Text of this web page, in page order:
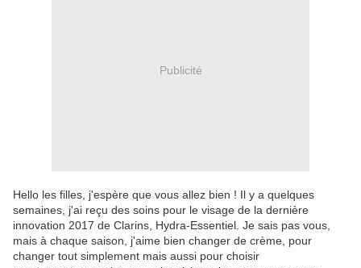
Publicité
Hello les filles, j'espère que vous allez bien ! Il y a quelques
semaines, j'ai reçu des soins pour le visage de la dernière
innovation 2017 de Clarins, Hydra-Essentiel. Je sais pas vous,
mais à chaque saison, j'aime bien changer de crème, pour
changer tout simplement mais aussi pour choisir